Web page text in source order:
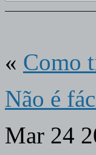
« Como
Não é
Mar 24